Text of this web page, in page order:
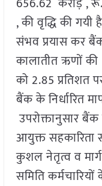
, की वृद्धि की
संभव प्रयास कर
कालातीत ऋणों
को 2.85 प्रतिशत
बैंक के निर्धारित
उपरोक्तानुसार
आयुक्त सहकारिता
कुशल नेतृत्व व
समिति